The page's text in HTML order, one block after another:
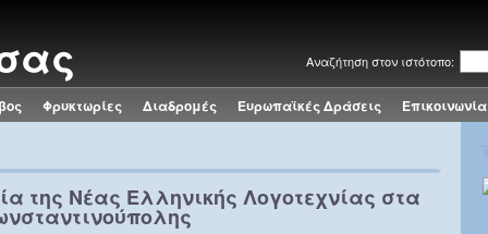
Αναζήτηση στον ιστότοπο:
Φρυκτωρίες Διαδρομές Ευρωπαϊκές Δράσεις Επικοινωνία
της Νέας Ελληνικής Λογοτεχνίας στα